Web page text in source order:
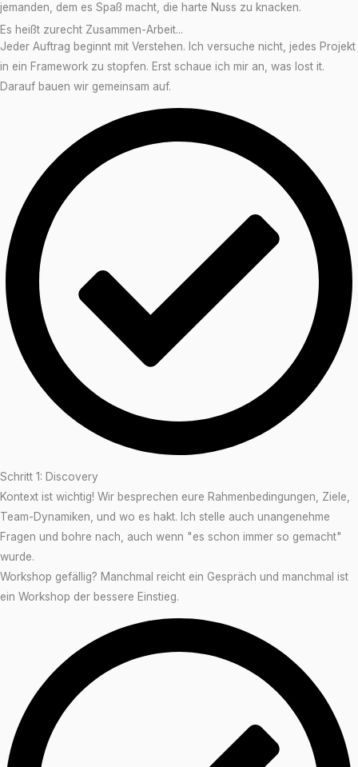
jemanden, dem es Spaß macht, die harte Nuss zu knacken.
Es heißt zurecht Zusammen-Arbeit...
Jeder Auftrag beginnt mit Verstehen. Ich versuche nicht, jedes Projekt
in ein Framework zu stopfen. Erst schaue ich mir an, was lost it.
Darauf bauen wir gemeinsam auf.
Schritt 1: Discovery
Kontext ist wichtig! Wir besprechen eure Rahmenbedingungen, Ziele,
Team-Dynamiken, und wo es hakt. Ich stelle auch unangenehme
Fragen und bohre nach, auch wenn "es schon immer so gemacht"
wurde.
Workshop gefällig? Manchmal reicht ein Gespräch und manchmal ist
ein Workshop der bessere Einstieg.